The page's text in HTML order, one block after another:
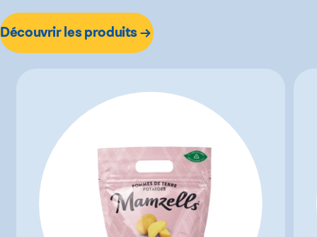
Découvrir les produits